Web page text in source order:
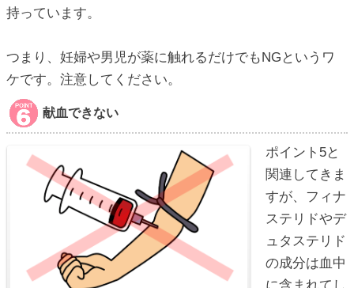
持っています。
つまり、妊婦や男児が薬に触れるだけでもNGというワ
ケです。注意してください。
献血できない
ポイント5と
関連してきま
すが、フィナ
ステリドやデ
ュタステリド
の成分は血中